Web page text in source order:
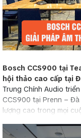
Bosch CCS900 tại
hội thảo cao cấp tại
Trung Chính Audio
CCS900 tại Prenn –
lượng cao trong mọi